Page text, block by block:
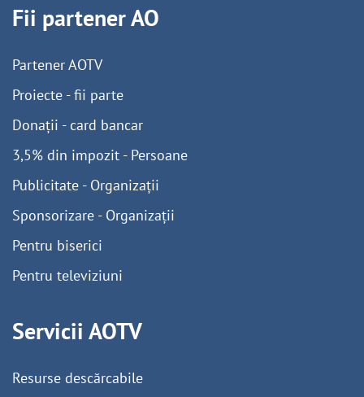
Fii partener AO
Partener AOTV
Proiecte - fii parte
Donații - card bancar
3,5% din impozit - Persoane
Publicitate - Organizații
Sponsorizare - Organizații
Pentru biserici
Pentru televiziuni
Servicii AOTV
Resurse descărcabile